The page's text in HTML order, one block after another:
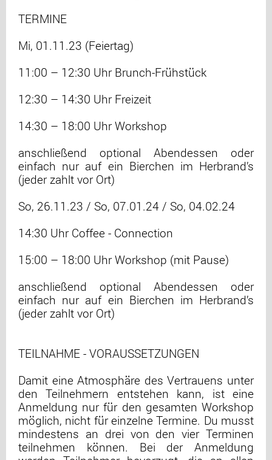
TERMINE
Mi, 01.11.23 (Feiertag)
11:00 – 12:30 Uhr Brunch-Frühstück
12:30 – 14:30 Uhr Freizeit
14:30 – 18:00 Uhr Workshop
anschließend optional Abendessen oder
einfach nur auf ein Bierchen im Herbrand’s
(jeder zahlt vor Ort)
So, 26.11.23 / So, 07.01.24 / So, 04.02.24
14:30 Uhr Coffee - Connection
15:00 – 18:00 Uhr Workshop (mit Pause)
anschließend optional Abendessen oder
einfach nur auf ein Bierchen im Herbrand’s
(jeder zahlt vor Ort)
TEILNAHME - VORAUSSETZUNGEN
Damit eine Atmosphäre des Vertrauens unter
den Teilnehmern entstehen kann, ist eine
Anmeldung nur für den gesamten Workshop
möglich, nicht für einzelne Termine. Du musst
mindestens an drei von den vier Terminen
teilnehmen können. Bei der Anmeldung